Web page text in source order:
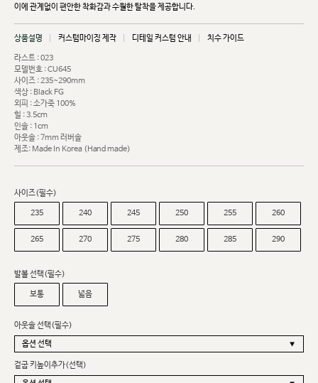
이에 관계없이 편안한 착화감과 수월한 탈착을 제공합니다.
상품설명 커스텀마이징 제작 디테일 커스텀 안내 치수 가이드
라스트 : 023
모델번호 : CU645
사이즈 : 235~290mm
색상 : Black FG
외피 : 소가죽 100%
힐 : 3.5cm
인솔 : 1cm
아웃솔 : 7mm 러버솔
제조: Made In Korea (Hand made)
사이즈(필수)
235 240 245 250 255 260
265 270 275 280 285 290
발볼 선택(필수)
보통 넓음
아웃솔 선택(필수)
겉굽 키높이추가(선택)